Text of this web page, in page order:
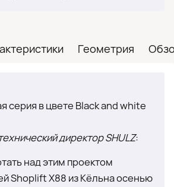
Геометрия
серия в цвете Black and white
директор SHULZ:
над этим проектом
Shoplift X88 из Кёльна осенью